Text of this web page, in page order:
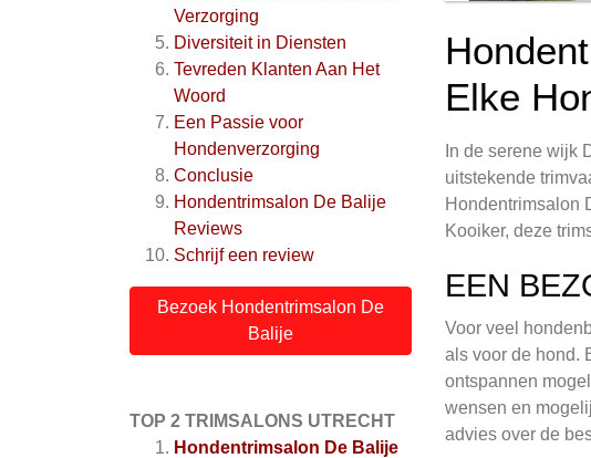
Verzorging
Diversiteit in Diensten
Tevreden Klanten Aan Het
Woord
Een Passie voor
Hondenverzorging
Conclusie
Hondentrimsalon De Balije
Reviews
Schrijf een review
Bezoek Hondentrimsalon De
Balije
TOP 2 TRIMSALONS UTRECHT
Hondentrimsalon De Balije
Elke
In de serene wijk
uitstekende
Hondentrimsalon
Kooiker, deze
EEN
Voor veel
als voor de hond.
ontspannen
wensen en
advies over de